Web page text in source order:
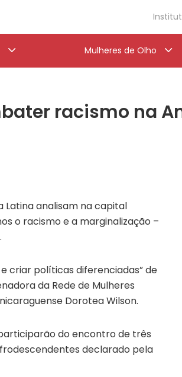
Mulheres de Olho
racismo na
Latina analisam na capital
o racismo e a marginalização –
criar políticas diferenciadas” de
da Rede de Mulheres
Dorotea Wilson.
do encontro de três
declarado pela